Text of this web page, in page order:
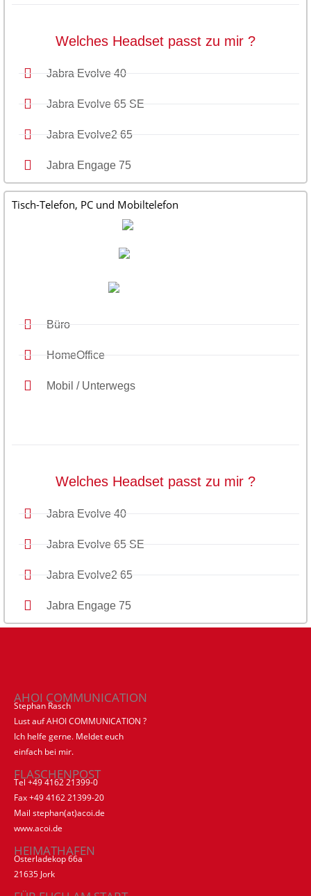
Welches Headset passt zu mir ?
Jabra Evolve 40
Jabra Evolve 65 SE
Jabra Evolve2 65
Jabra Engage 75
Tisch-Telefon, PC und Mobiltelefon
Büro
HomeOffice
Mobil / Unterwegs
Welches Headset passt zu mir ?
Jabra Evolve 40
Jabra Evolve 65 SE
Jabra Evolve2 65
Jabra Engage 75
AHOI COMMUNICATION
Stephan Rasch
Lust auf AHOI COMMUNICATION ?
Ich helfe gerne. Meldet euch
einfach bei mir.
FLASCHENPOST
Tel +49 4162 21399-0
Fax +49 4162 21399-20
Mail stephan(at)acoi.de
www.acoi.de
HEIMATHAFEN
Osterladekop 66a
21635 Jork